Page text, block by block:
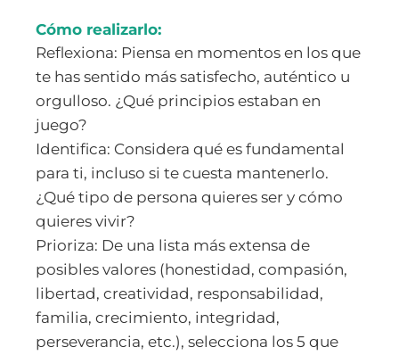
Cómo realizarlo:
Reflexiona: Piensa en momentos en los que
te has sentido más satisfecho, auténtico u
orgulloso. ¿Qué principios estaban en
juego?
Identifica: Considera qué es fundamental
para ti, incluso si te cuesta mantenerlo.
¿Qué tipo de persona quieres ser y cómo
quieres vivir?
Prioriza: De una lista más extensa de
posibles valores (honestidad, compasión,
libertad, creatividad, responsabilidad,
familia, crecimiento, integridad,
perseverancia, etc.), selecciona los 5 que